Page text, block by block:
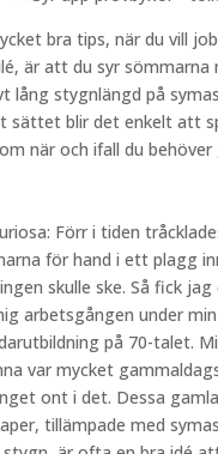
bra tips, när du vill
är att du syr sömmarna
lång stygnlängd på
sättet blir det enkelt att
när och ifall du behöver
Förr i tiden
för hand i ett plagg
skulle ske. Så fick jag
arbetsgången under min
på 70-talet.
var mycket
ont i det. Dessa gamla
tillämpade med